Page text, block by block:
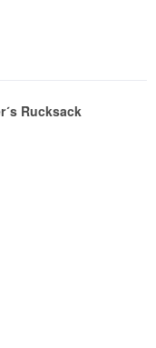
Rucksack